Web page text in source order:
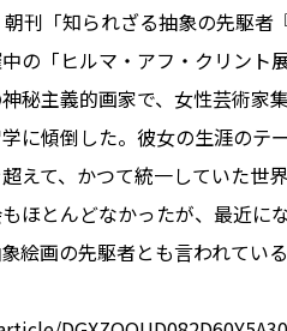
刊「知られざる抽象の先駆者
の「ヒルマ・アフ・クリント
秘主義的画家で、女性芸術家
に傾倒した。彼女の生涯のテ
えて、かつて統一していた世
ほとんどなかったが、最近に
絵画の先駆者とも言われている